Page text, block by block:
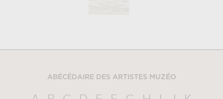
ABÉCÉDAIRE DES ARTISTES MUZÉO